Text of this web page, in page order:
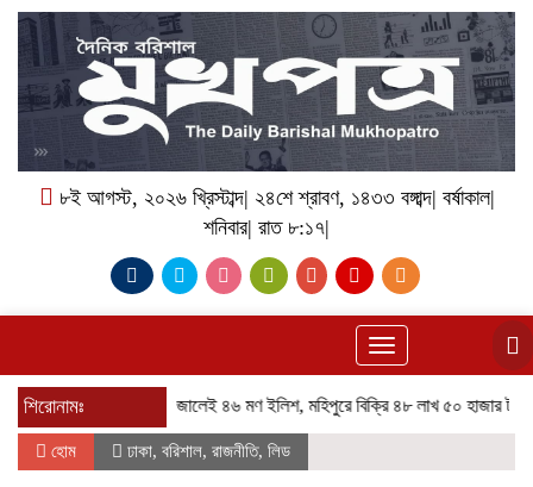
৮ই আগস্ট, ২০২৬ খ্রিস্টাব্দ| ২৪শে শ্রাবণ, ১৪৩৩ বঙ্গাব্দ| বর্ষাকাল|
শনিবার| রাত ৮:১৭|
Toggle
navigation
শিরোনামঃ এক জালেই ৪৬ মণ ইলিশ, মহিপুরে বিক্রি ৪৮ লাখ ৫০ হাজার টাকায় চড়া
হোম ঢাকা, বরিশাল, রাজনীতি, লিড